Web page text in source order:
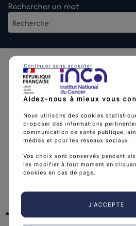
Rechercher un mot
L'Institut national du cancer est
sanitaire et scientifique en
Découvrir l’Institut
arrow_forward
Nous suivre
Aidez-nous à mieux vous
Nous utilisons des cookies
proposer des informations
communication de santé publique,
médias et pour les réseaux sociaux.
Vos choix sont conservés pendant
les modifier à tout moment en
cookies en bas de page.
J'ACCEPTE
Continuer sans accepter